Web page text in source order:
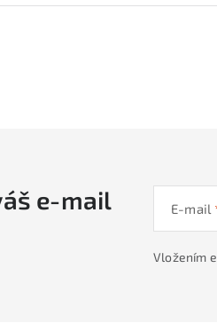
e-mail E-mail
Vložením